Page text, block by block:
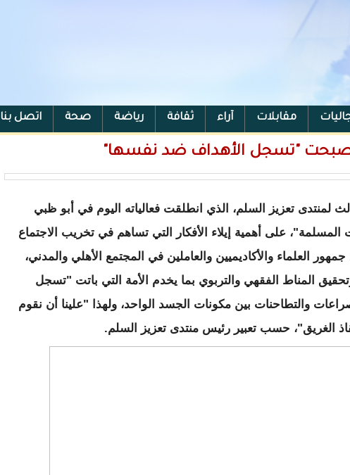
مقابلات آراء ثقافة رياضة صحة اتصل بنا
أصبحت "تسجل الأهداف ضد نفسها"
لمنتدى تعزيز السلم، الذي انطلقت فعالياته اليوم في أبو ظبي
على أهمية إيلاء الأفكار التي تساهم في تخريب الاجتماع
العلماء والأكاديميين والعاملين في المجتمع الأهلي والمدني،
المناط الفقهي والتربوي بما يخدم الأمة التي باتت "تسجل
والتطاحنات بين مكونات الجسد الواحد، ولهذا "علينا أن نقوم
الغريق"، حسب تعبير رئيس منتدى تعزيز السلم.